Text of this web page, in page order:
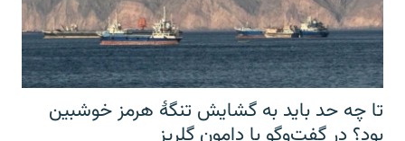
تا چه حد باید به گشایش تنگهٔ هرمز خوشبین